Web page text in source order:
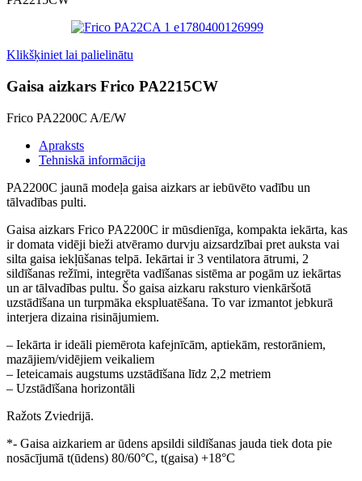
Klikšķiniet lai palielinātu
Gaisa aizkars Frico PA2215CW
Frico PA2200C A/E/W
Apraksts
Tehniskā informācija
PA2200C jaunā modeļa gaisa aizkars ar iebūvēto vadību un
tālvadības pulti.
Gaisa aizkars Frico PA2200C ir mūsdienīga, kompakta iekārta, kas
ir domata vidēji bieži atvēramo durvju aizsardzībai pret auksta vai
silta gaisa iekļūšanas telpā. Iekārtai ir 3 ventilatora ātrumi, 2
sildīšanas režīmi, integrēta vadīšanas sistēma ar pogām uz iekārtas
un ar tālvadības pultu. Šo gaisa aizkaru raksturo vienkāršotā
uzstādīšana un turpmāka ekspluatēšana. To var izmantot jebkurā
interjera dizaina risinājumiem.
– Iekārta ir ideāli piemērota kafejnīcām, aptiekām, restorāniem,
mazājiem/vidējiem veikaliem
– Ieteicamais augstums uzstādīšana līdz 2,2 metriem
– Uzstādīšana horizontāli
Ražots Zviedrijā.
*- Gaisa aizkariem ar ūdens apsildi sildīšanas jauda tiek dota pie
nosācījumā t(ūdens) 80/60°C, t(gaisa) +18°C